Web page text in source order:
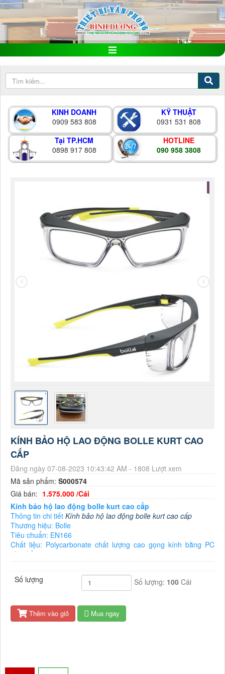
KINH DOANH
0909 583 808
KỸ THUẬT
0931 531 808
Tại TP.HCM
0898 917 808
HOTLINE
090 958 3808
KÍNH BẢO HỘ LAO ĐỘNG BOLLE KURT CAO
CẤP
Đăng ngày 07-08-2023 10:43:42 AM - 1808 Lượt xem
Mã sản phẩm: S000574
Giá bán: 1.575.000 /Cái
Kính bảo hộ lao động bolle kurt cao cấp
Thông tin chi tiết Kính bảo hộ lao động bolle kurt cao cấp
Thương hiệu: Bolle
Tiêu chuẩn: EN166
Chất liệu: Polycarbonate chất lượng cao gọng kính bằng PC
nhẹ, bền
Kính bảo hộ lao động bolle kurt có tầm nhìn rộng rãi, thoáng,
giảm chói mắt, chịu nhiệt tốt
người dùng
Tính năng: Tròng kính không độ đảm bảo dễ chịu mắt cho
Số lượng Số lượng: 100 Cái
Thêm vào giỏ Mua ngay